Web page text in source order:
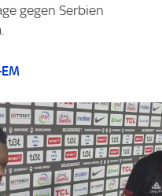
gegen Serbien